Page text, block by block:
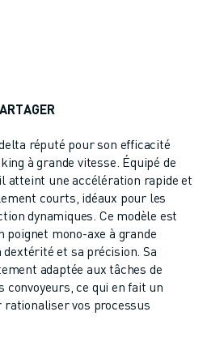
ET LES SALLES BLANCHES
réputé pour son efficacité
à grande vitesse. Équipé de
atteint une accélération rapide et
courts, idéaux pour les
dynamiques. Ce modèle est
poignet mono-axe à grande
et sa précision. Sa
adaptée aux tâches de
ce qui en fait un
vos processus